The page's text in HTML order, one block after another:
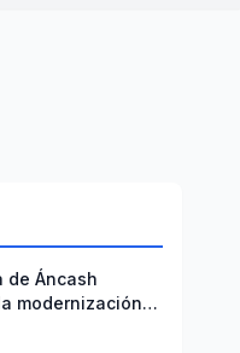
de Áncash
modernización e